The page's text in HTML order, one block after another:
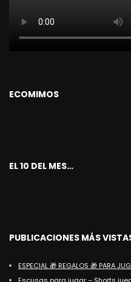
ECOMIMOS
EL 10 DEL MES…
PUBLICACIONES MÁS
ESPECIAL 🎁 REGALOS 🎁 PARA